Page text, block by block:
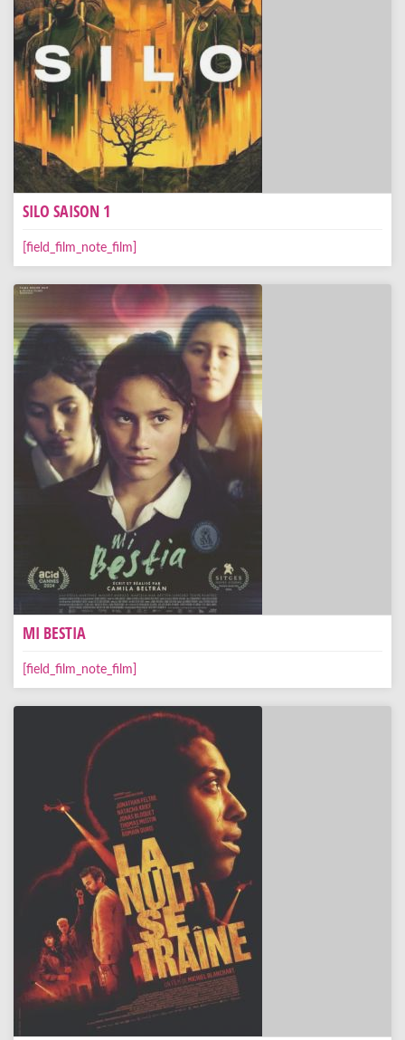
SILO SAISON 1
[field_film_note_film]
MI BESTIA
[field_film_note_film]